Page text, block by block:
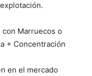
Marruecos o
+ Concentración
en el mercado